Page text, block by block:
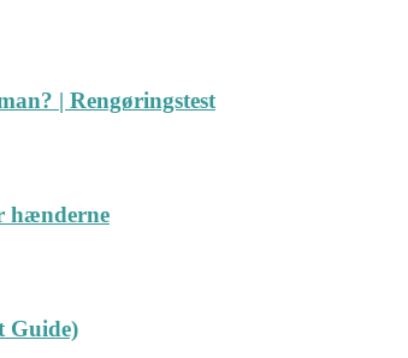
| Rengøringstest
hænderne
Guide)